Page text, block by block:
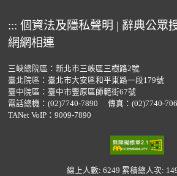
::: 個資法及隱私聲明 | 辭典公眾
網網相連
三峽總院區：新北市三峽區三樹路2號
臺北院區：臺北市大安區和平東路一段179號
臺中院區：臺中市豐原區師範街67號
電話總機： (02)7740-7890
傳真：(02)7740-
TANet VoIP：9009-7890
線上人數: 6249 累積總人次: